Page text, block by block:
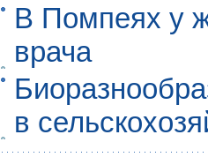
В Помпеях у
врача
в